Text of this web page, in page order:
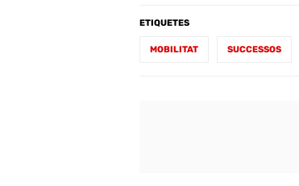
ETIQUETES
MOBILITAT SUCCESSOS